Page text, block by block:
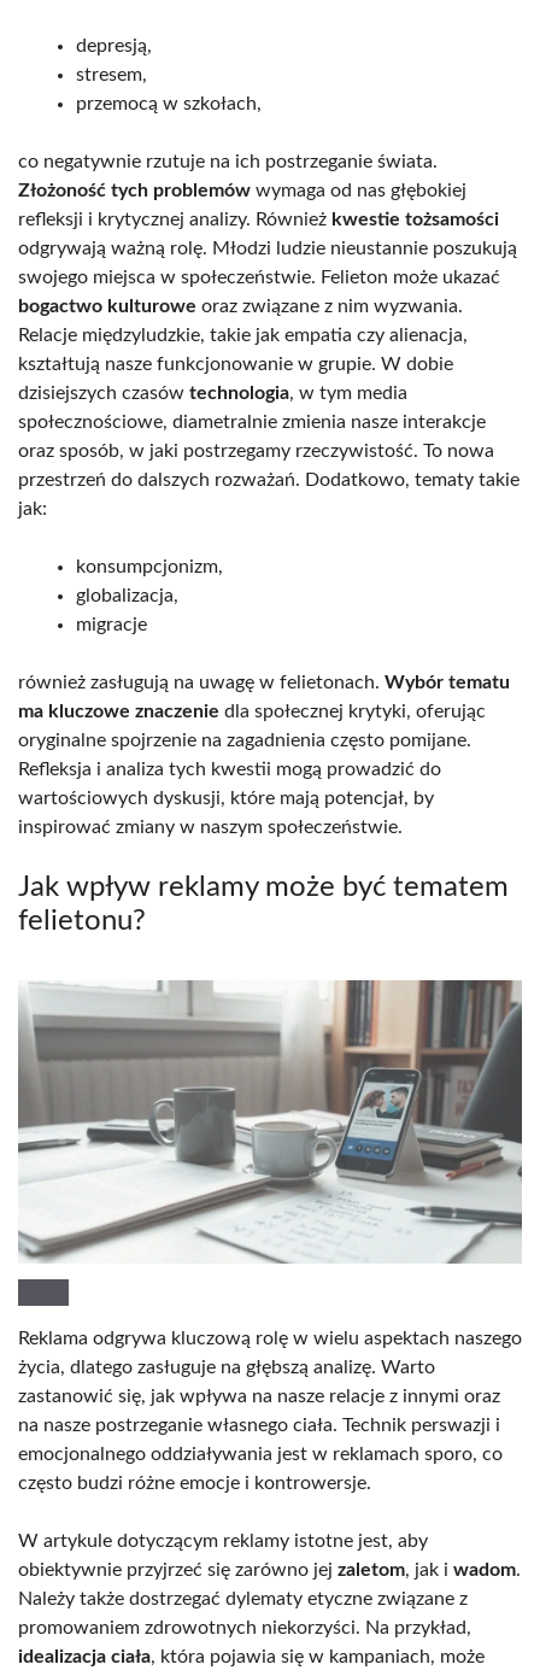
depresją,
stresem,
przemocą w szkołach,
co negatywnie rzutuje na ich postrzeganie świata.
Złożoność tych problemów wymaga od nas głębokiej
refleksji i krytycznej analizy. Również kwestie tożsamości
odgrywają ważną rolę. Młodzi ludzie nieustannie poszukują
swojego miejsca w społeczeństwie. Felieton może ukazać
bogactwo kulturowe oraz związane z nim wyzwania.
Relacje międzyludzkie, takie jak empatia czy alienacja,
kształtują nasze funkcjonowanie w grupie. W dobie
dzisiejszych czasów technologia, w tym media
społecznościowe, diametralnie zmienia nasze interakcje
oraz sposób, w jaki postrzegamy rzeczywistość. To nowa
przestrzeń do dalszych rozważań. Dodatkowo, tematy takie
jak:
konsumpcjonizm,
globalizacja,
migracje
również zasługują na uwagę w felietonach. Wybór tematu
ma kluczowe znaczenie dla społecznej krytyki, oferując
oryginalne spojrzenie na zagadnienia często pomijane.
Refleksja i analiza tych kwestii mogą prowadzić do
wartościowych dyskusji, które mają potencjał, by
inspirować zmiany w naszym społeczeństwie.
Jak wpływ reklamy może być tematem
felietonu?
Reklama odgrywa kluczową rolę w wielu aspektach naszego
życia, dlatego zasługuje na głębszą analizę. Warto
zastanowić się, jak wpływa na nasze relacje z innymi oraz
na nasze postrzeganie własnego ciała. Technik perswazji i
emocjonalnego oddziaływania jest w reklamach sporo, co
często budzi różne emocje i kontrowersje.
W artykule dotyczącym reklamy istotne jest, aby
obiektywnie przyjrzeć się zarówno jej zaletom, jak i wadom.
Należy także dostrzegać dylematy etyczne związane z
promowaniem zdrowotnych niekorzyści. Na przykład,
idealizacja ciała, która pojawia się w kampaniach, może